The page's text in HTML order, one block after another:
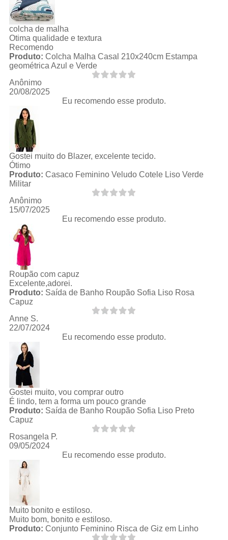
colcha de malha
Otima qualidade e textura
Recomendo
Produto: Colcha Malha Casal 210x240cm Estampa
geométrica Azul e Verde
Anônimo
20/08/2025
Eu recomendo esse produto.
Gostei muito do Blazer, excelente tecido.
Ótimo
Produto: Casaco Feminino Veludo Cotele Liso Verde
Militar
Anônimo
15/07/2025
Eu recomendo esse produto.
Roupão com capuz
Excelente,adorei.
Produto: Saída de Banho Roupão Sofia Liso Rosa
Capuz
Anne S.
22/07/2024
Eu recomendo esse produto.
Gostei muito, vou comprar outro
É lindo, tem a forma um pouco grande
Produto: Saída de Banho Roupão Sofia Liso Preto
Capuz
Rosangela P.
09/05/2024
Eu recomendo esse produto.
Muito bonito e estiloso.
Muito bom, bonito e estiloso.
Produto: Conjunto Feminino Risca de Giz em Linho